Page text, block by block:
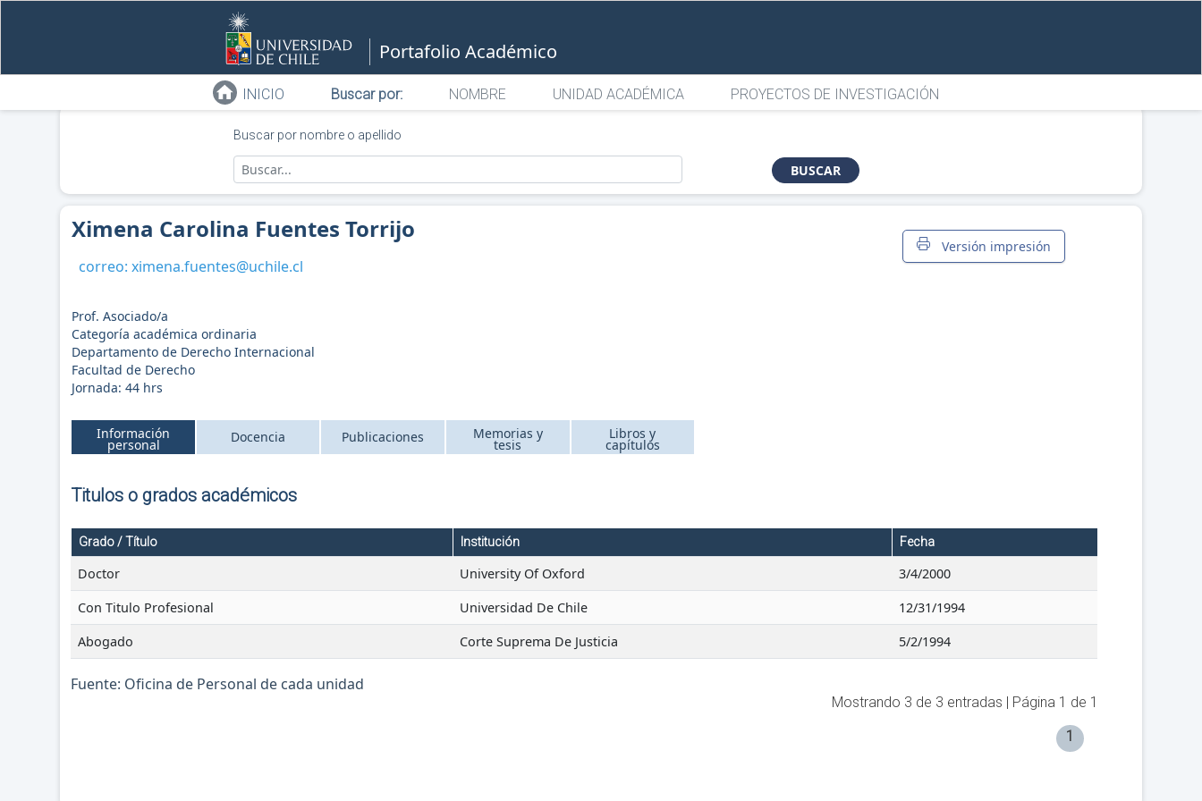
Portafolio Académico
INICIO Buscar por: NOMBRE UNIDAD ACADÉMICA PROYECTOS DE INVESTIGACIÓN
Buscar por nombre o apellido
BUSCAR
Versión impresión
Ximena Carolina Fuentes Torrijo
correo:ximena.fuentes@uchile.cl
Prof. Asociado/a
Categoría académica ordinaria
Departamento de Derecho Internacional
Facultad de Derecho
Jornada:44 hrs
Información
personal Docencia Publicaciones Memorias y
tesis
Libros y
capítulos
Titulos o grados académicos
Grado / Título Institución Fecha
Doctor University Of Oxford
3/4/2000
Con Titulo Profesional
Universidad De Chile
12/31/1994
Abogado
Corte Suprema De Justicia 5/2/1994
Fuente: Oficina de Personal de cada unidad
Mostrando 3 de 3 entradas | Página 1 de 1
1